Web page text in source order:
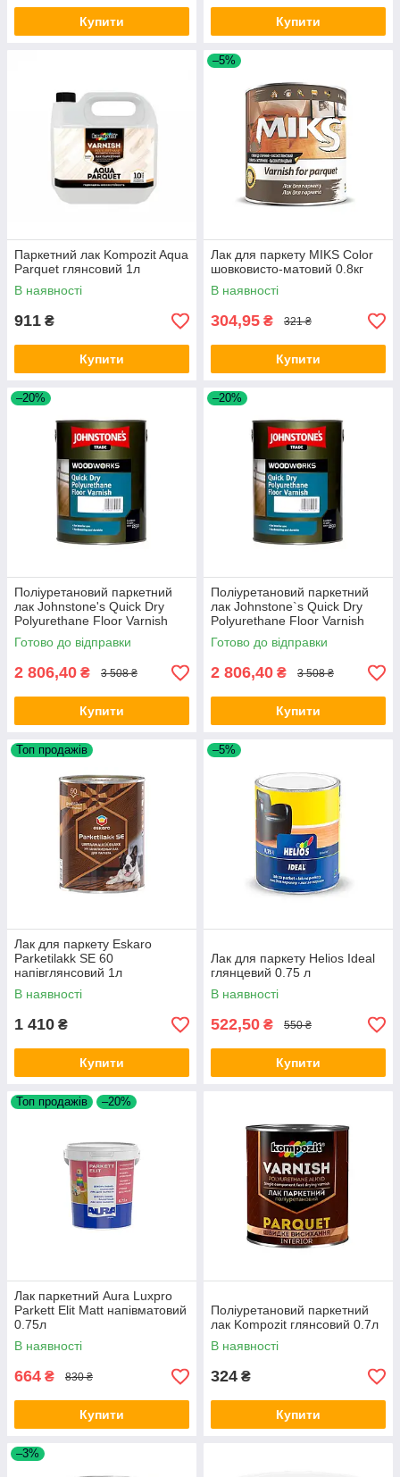
Купити Купити
Паркетний лак Kompozit Aqua
Parquet глянсовий 1л
В наявності
911 ₴
Купити
–5%
Лак для паркету MIKS Color
шовковисто-матовий 0.8кг
В наявності
304,95 ₴ 321 ₴
Купити
–20%
Поліуретановий паркетний
лак Johnstone's Quick Dry
Polyurethane Floor Varnish
Clear Satin напівматовий 2.5
л
Готово до відправки
2 806,40 ₴ 3 508 ₴
Купити
–20%
Поліуретановий паркетний
лак Johnstone`s Quick Dry
Polyurethane Floor Varnish
Clear Gloss глянсовий 2.5л
Готово до відправки
2 806,40 ₴ 3 508 ₴
Купити
Топ продажів
Лак для паркету Eskaro
Parketilakk SE 60
напівглянсовий 1л
В наявності
1 410 ₴
Купити
–5%
Лак для паркету Helios Ideal
глянцевий 0.75 л
В наявності
522,50 ₴ 550 ₴
Купити
Топ продажів –20%
Лак паркетний Aura Luxpro
Parkett Elit Matt напівматовий
0.75л
В наявності
664 ₴ 830 ₴
Купити
Поліуретановий паркетний
лак Kompozit глянсовий 0.7л
В наявності
324 ₴
Купити
–3%